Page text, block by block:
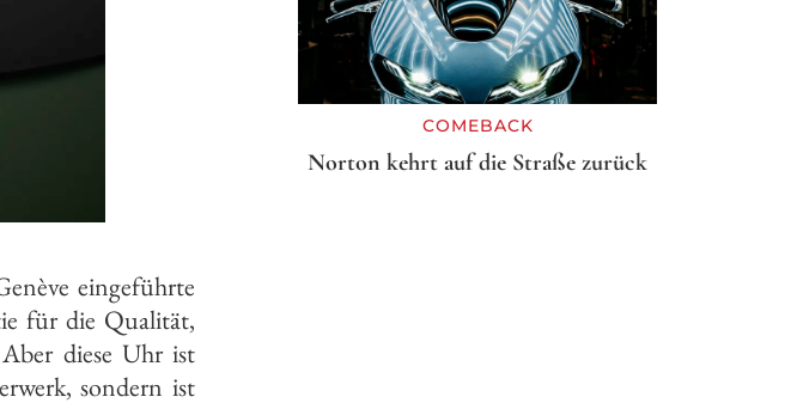
COMEBACK
Norton kehrt auf die Straße zurück
eingeführte
für die Qualität,
diese Uhr ist
sondern ist